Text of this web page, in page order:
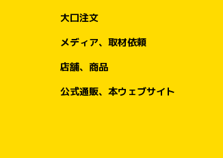
大口注文
メディア、取材依頼
店舗、商品
公式通販、本ウェブサイト